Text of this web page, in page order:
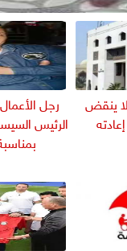
ينقض
رجل
الرئيس